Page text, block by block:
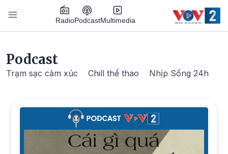
Nhảy đến nội dung
RadioPodcastMultimedia
Podcast
Trạm sạc cảm xúc Chill thể thao Nhịp Sống 24h